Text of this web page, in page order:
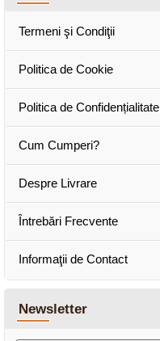
Termeni şi Condiţii
Politica de Cookie
Politica de Confidențialitate
Cum Cumperi?
Despre Livrare
Întrebări Frecvente
Informaţii de Contact
Newsletter